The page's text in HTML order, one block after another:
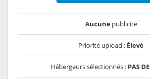
Aucunepublicité
Priorité upload : Élevé
Hébergeurs sélectionnés : PAS